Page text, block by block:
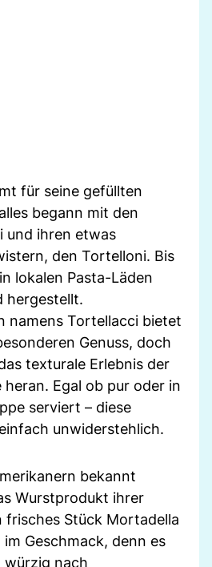
für seine gefüllten
begann mit den
und ihren etwas
den Tortelloni. Bis
lokalen Pasta-Läden
hergestellt.
namens Tortellacci bietet
Genuss, doch
texturale Erlebnis der
Egal ob pur oder in
serviert – diese
unwiderstehlich.
bekannt
Wurstprodukt ihrer
frisches Stück Mortadella
Geschmack, denn es
würzig nach